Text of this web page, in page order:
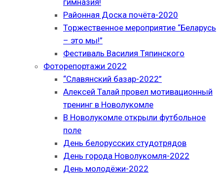
гимназия!
Районная Доска почёта-2020
Торжественное мероприятие “Беларусь
– это мы!”
Фестиваль Василия Тяпинского
Фоторепортажи 2022
“Славянский базар-2022”
Алексей Талай провел мотивационный
тренинг в Новолукомле
В Новолукомле открыли футбольное
поле
День белорусских студотрядов
День города Новолукомля-2022
День молодёжи-2022